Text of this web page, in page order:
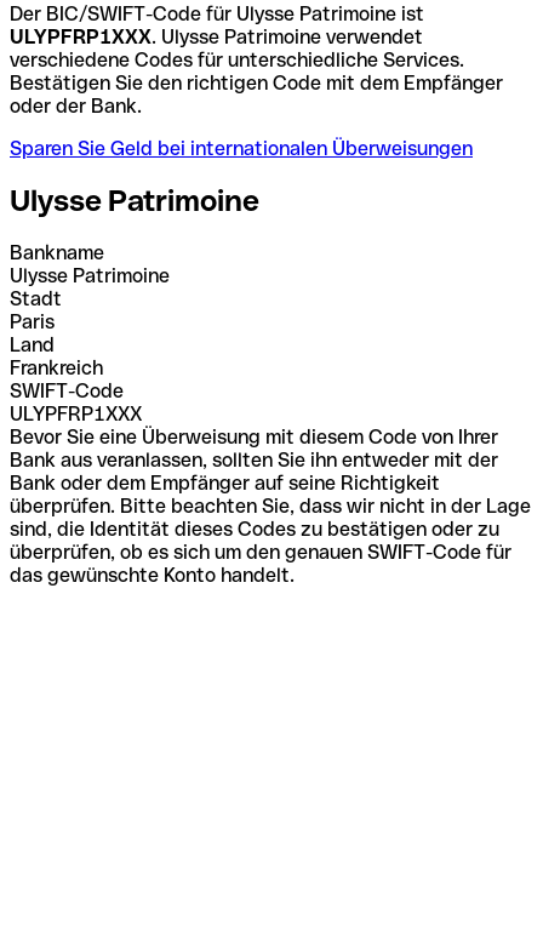
Der BIC/SWIFT-Code für Ulysse Patrimoine ist
ULYPFRP1XXX. Ulysse Patrimoine verwendet
verschiedene Codes für unterschiedliche Services.
Bestätigen Sie den richtigen Code mit dem Empfänger
oder der Bank.
Sparen Sie Geld bei internationalen Überweisungen
Ulysse Patrimoine
Bankname
Ulysse Patrimoine
Stadt
Paris
Land
Frankreich
SWIFT-Code
ULYPFRP1XXX
Bevor Sie eine Überweisung mit diesem Code von Ihrer
Bank aus veranlassen, sollten Sie ihn entweder mit der
Bank oder dem Empfänger auf seine Richtigkeit
überprüfen. Bitte beachten Sie, dass wir nicht in der Lage
sind, die Identität dieses Codes zu bestätigen oder zu
überprüfen, ob es sich um den genauen SWIFT-Code für
das gewünschte Konto handelt.